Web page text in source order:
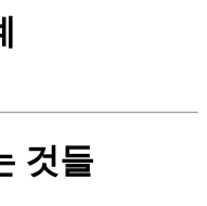
것들